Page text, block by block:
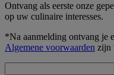
Ontvang als eerste onze
op uw culinaire interesses.
*Na aanmelding ontvang je
Algemene voorwaarden zijn